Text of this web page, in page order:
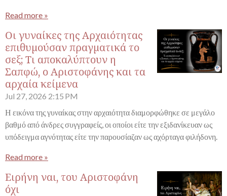
Read more »
Οι γυναίκες της Αρχαιότητας
επιθυμούσαν πραγματικά το
σεξ; Τι αποκαλύπτουν η
Σαπφώ, ο Αριστοφάνης και τα
αρχαία κείμενα
Jul 27, 2026 2:15 PM
Η εικόνα της γυναίκας στην αρχαιότητα διαμορφώθηκε σε μεγάλο
βαθμό από άνδρες συγγραφείς, οι οποίοι είτε την εξιδανίκευαν ως
υπόδειγμα αγνότητας είτε την παρουσίαζαν ως αχόρταγα φιλήδονη.
Read more »
Ειρήνη ναι, του Αριστοφάνη
όχι